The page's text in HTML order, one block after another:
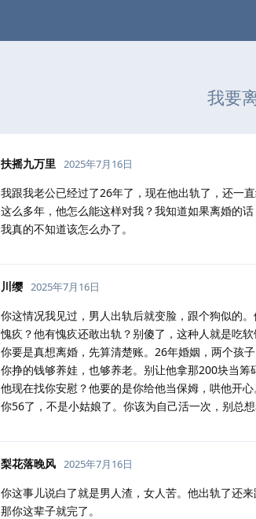
我要
扶摇九万里 2025年7月16日
我跟我老公已经过了26年了，现在他出轨了，还一
这么多年，他怎么能这样对我？我知道如果离婚的
我真的不知道该怎么办了。
川缨 2025年7月16日
你这情况我见过，男人出轨后就变脸，跟个狗似的
愧疚？他有愧疚还敢出轨？别傻了，这种人就是吃软
你要是真想离婚，先算清楚账。26年婚姻，两个孩
你挣的钱够养娃，也够养老。别让他拿那200块当筹
他现在找你安慰？他要的是你给他当保姆，哄他开
你56了，不是小姑娘了。你该为自己活一次，别总
梨花落晚风 2025年7月16日
你这事儿说白了就是男人渣，女人苦。他出轨了还
那你这辈子就完了。